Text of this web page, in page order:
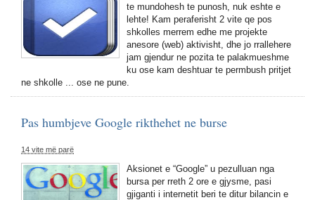
te mundohesh te punosh, nuk eshte e
lehte! Kam peraferisht 2 vite qe pos
shkolles merrem edhe me projekte
anesore (web) aktivisht, dhe jo rrallehere
jam gjendur ne pozita te palakmueshme
ku ose kam deshtuar te permbush pritjet
ne shkolle ... ose ne pune.
Pas humbjeve Google rikthehet ne burse
14 vite më parë
Aksionet e “Google” u pezulluan nga
bursa per rreth 2 ore e gjysme, pasi
gjiganti i internetit beri te ditur bilancin e